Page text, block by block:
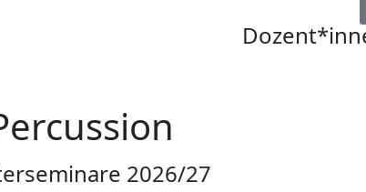
2026/27